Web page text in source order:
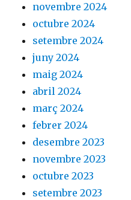
novembre 2024
octubre 2024
setembre 2024
juny 2024
maig 2024
abril 2024
març 2024
febrer 2024
desembre 2023
novembre 2023
octubre 2023
setembre 2023